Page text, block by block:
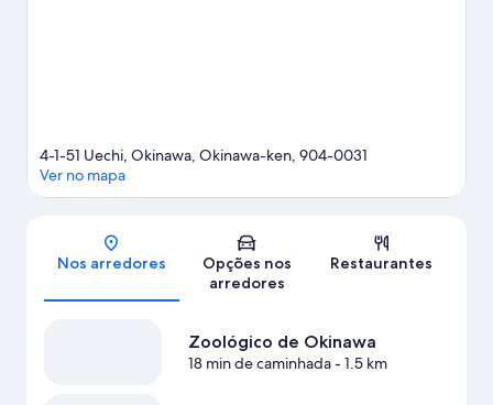
Mapa
4-1-51 Uechi, Okinawa, Okinawa-ken, 904-0031
Ver no mapa
Nos arredores
Opções nos
arredores
Restaurantes
Zoológico de Okinawa
18 min de caminhada- 1.5 km